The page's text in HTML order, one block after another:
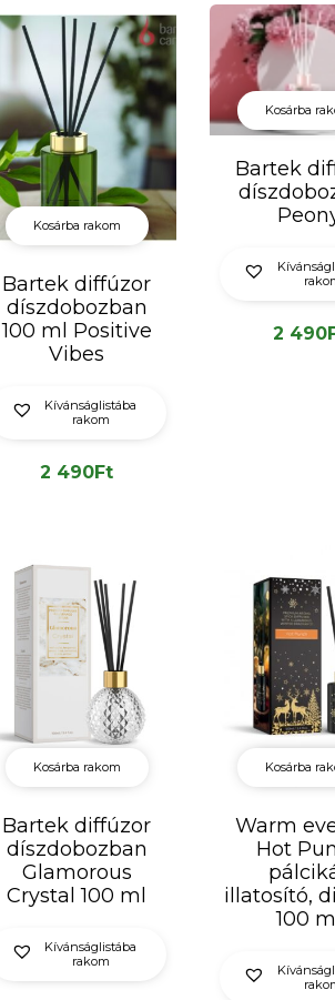
Kosárba rakom
Bartek diffúzor
díszdobozban
100 ml Positive
Vibes
Kívánságlistába
rakom
2 490Ft
Kosárba
Bartek
2 490
Kosárba rakom
Bartek diffúzor
díszdobozban
Glamorous
Crystal 100 ml
Kívánságlistába
rakom
Kosárba
Warm
Hot
illatosító,
100